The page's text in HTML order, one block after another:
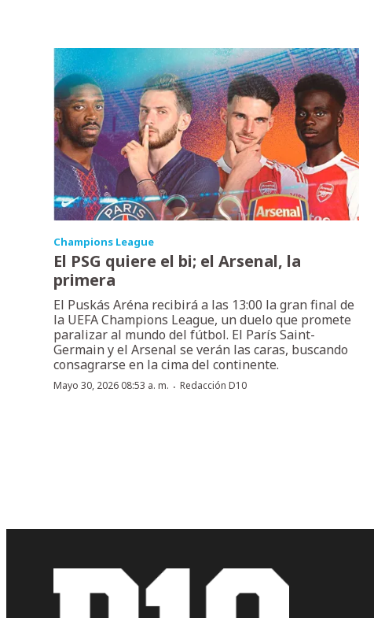
Champions League
El PSG quiere el bi; el Arsenal, la
primera
El Puskás Aréna recibirá a las 13:00 la gran final de
la UEFA Champions League, un duelo que promete
paralizar al mundo del fútbol. El París Saint-
Germain y el Arsenal se verán las caras, buscando
consagrarse en la cima del continente.
Mayo 30, 2026 08:53 a. m. · Redacción D10